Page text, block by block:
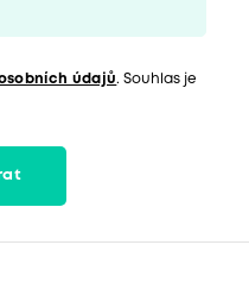
údajů. Souhlas je